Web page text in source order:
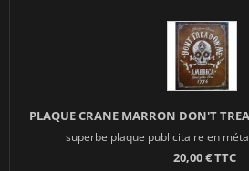
PLAQUE CRANE MARRON DON'T
superbe plaque publicitaire en
20,00 € TTC